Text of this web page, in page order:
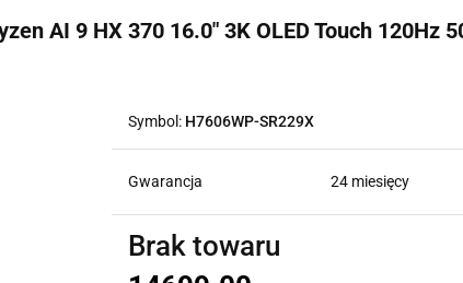
AI 9 HX 370 16.0" 3K OLED Touch 120Hz
Symbol: H7606WP-SR229X
Gwarancja 24 miesięcy
Brak towaru